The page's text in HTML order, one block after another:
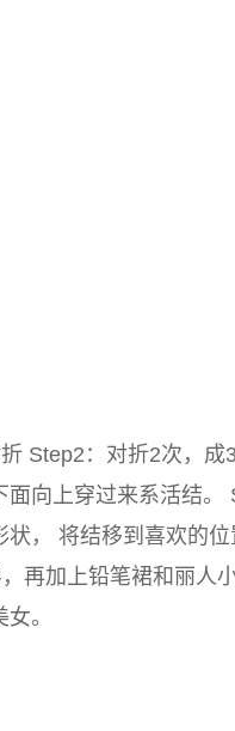
Step2：对折2次，
向上穿过来系活结
， 将结移到喜欢的
再加上铅笔裙和丽人
。